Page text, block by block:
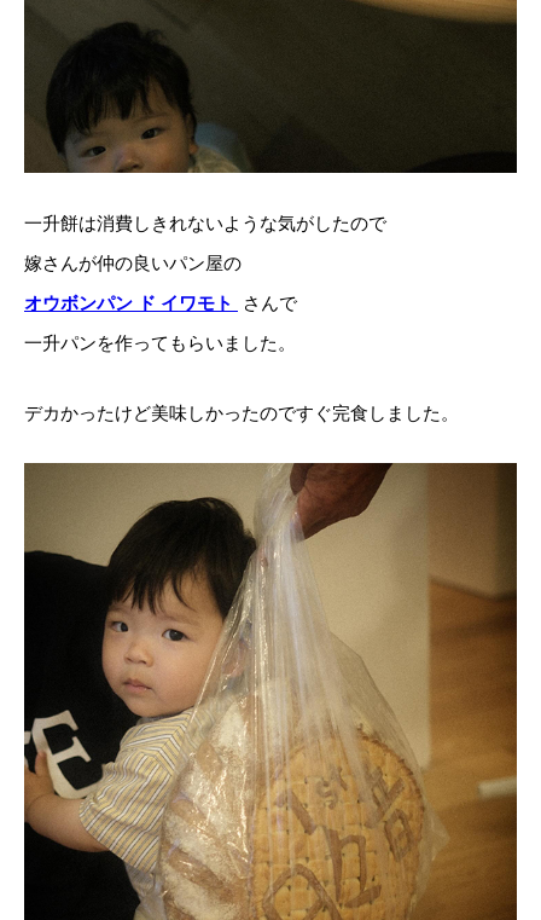
一升餅は消費しきれないような気がしたので
嫁さんが仲の良いパン屋の
オウボンパン ド イワモト
さんで
一升パンを作ってもらいました。
デカかったけど美味しかったのですぐ完食しました。